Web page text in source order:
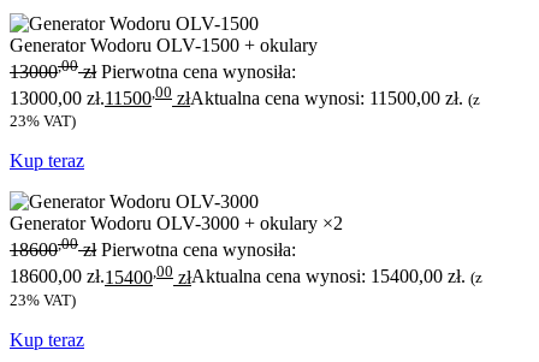
Generator Wodoru OLV-1500 + okulary
13000,00 zł Pierwotna cena wynosiła:
13000,00 zł.11500 ,00 złAktualna cena wynosi: 11500,00 zł. (z
23% VAT)
Kup teraz
Generator Wodoru OLV-3000 + okulary ×2
18600,00 zł Pierwotna cena wynosiła:
18600,00 zł.15400 ,00 złAktualna cena wynosi: 15400,00 zł. (z
23% VAT)
Kup teraz